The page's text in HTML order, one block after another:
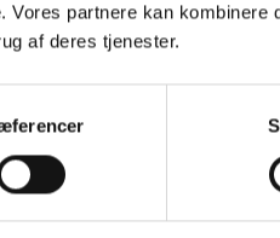
Vores partnere kan
af deres tjenester.
poserne og bevarer et stilrent
tilpasning.
behov og kobles sammen
minimal vedligeholdelse.
indretning. Lang levetid og